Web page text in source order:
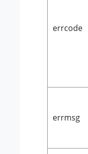
errcode
errmsg